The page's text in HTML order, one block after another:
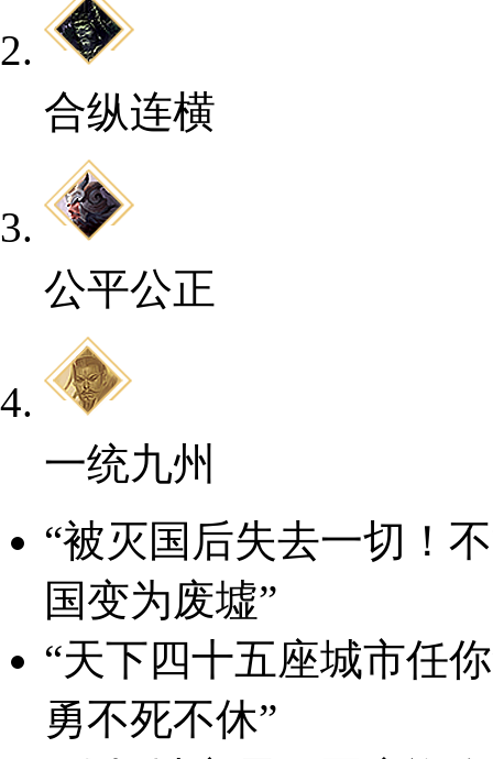
合纵连横
公平公正
一统九州
“被灭国后失去一切！
国变为废墟”
“天下四十五座城市任
勇不死不休”